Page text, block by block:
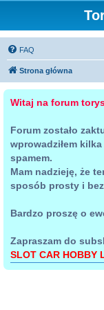
FAQ
Strona główna
Witaj na forum
Forum zostało
wprowadziłem
spamem.
Mam nadzieję, że
sposób prosty i
Bardzo proszę o
Zapraszam do
SLOT CAR HOBBY